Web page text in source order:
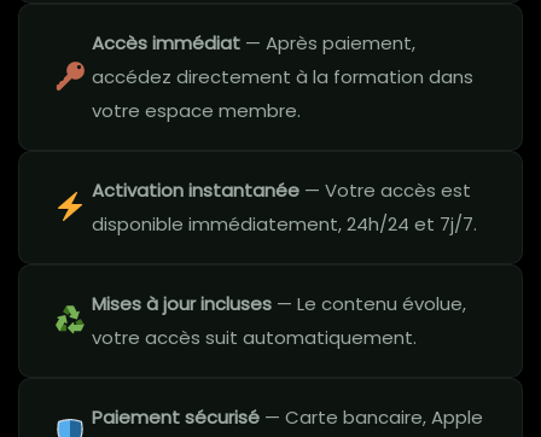
Accès immédiat — Après paiement,
accédez directement à la formation dans
votre espace membre.
Activation instantanée — Votre accès est
disponible immédiatement, 24h/24 et 7j/7.
Mises à jour incluses — Le contenu évolue,
votre accès suit automatiquement.
Paiement sécurisé — Carte bancaire, Apple